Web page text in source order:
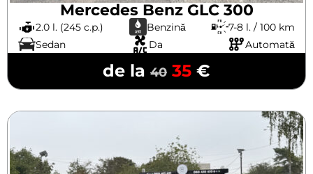
Mercedes Benz GLC 300
2.0 l. (245 c.p.) Benzină
7-8 l. / 100 km
Sedan
Da Automată
de la 40 35 €